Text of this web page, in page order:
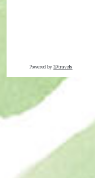
Powered by 29travels